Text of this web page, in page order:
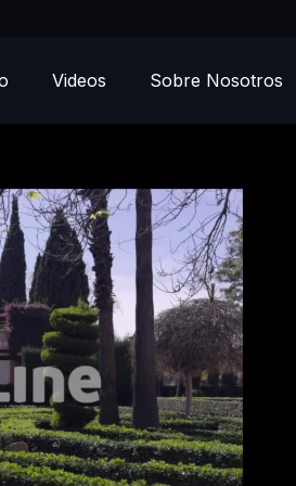
Videos Sobre Nosotros